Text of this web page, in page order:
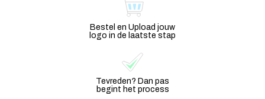
Bestel en Upload jouw
logo in de laatste stap
Tevreden? Dan pas
begint het process